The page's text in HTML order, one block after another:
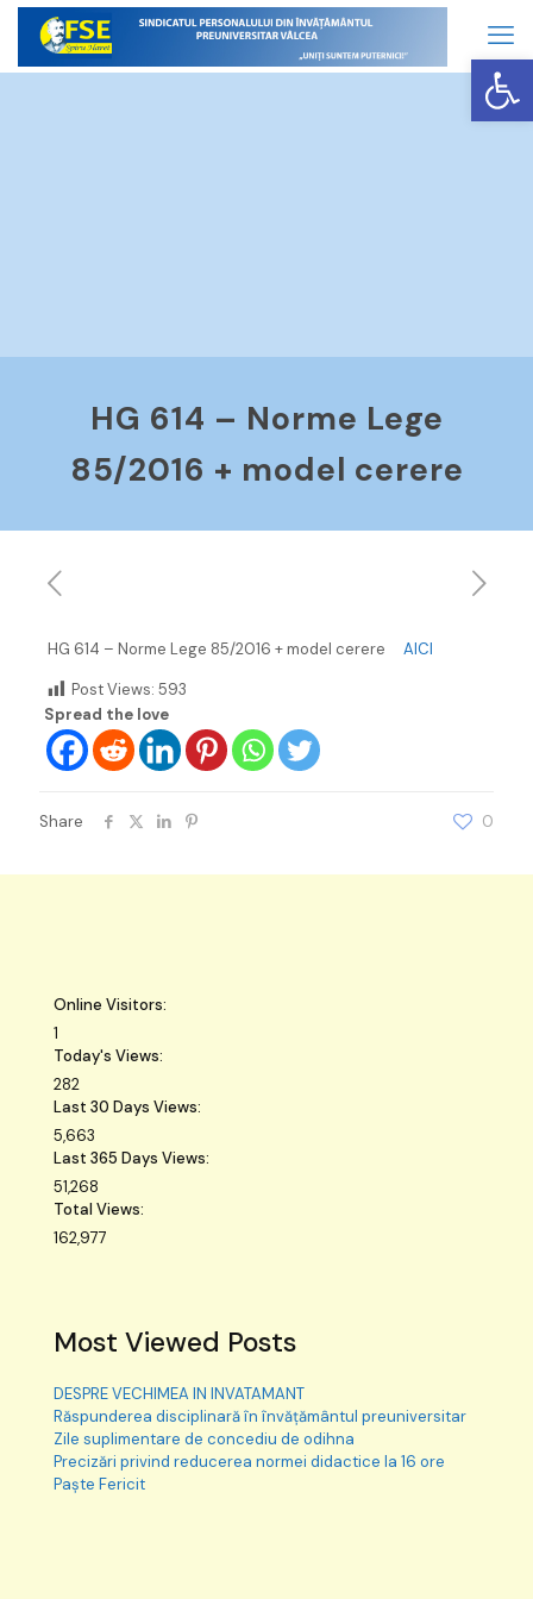
HG 614 – Norme Lege
85/2016 + model cerere
HG 614 – Norme Lege 85/2016 + model cerere AICI
Post Views: 593
Spread the love
Share 0
Online Visitors:
1
Today's Views:
282
Last 30 Days Views:
5,663
Last 365 Days Views:
51,268
Total Views:
162,977
Most Viewed Posts
DESPRE VECHIMEA IN INVATAMANT
Răspunderea disciplinară în învățământul preuniversitar
Zile suplimentare de concediu de odihna
Precizări privind reducerea normei didactice la 16 ore
Paște Fericit